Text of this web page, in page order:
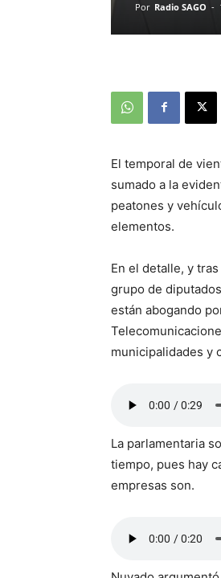
Por Radio SAGO -
El temporal de
sumado a la
peatones y
elementos.
En el detalle, y
grupo de
están abogando
municipalidades y
La parlamentaria
tiempo, pues hay
empresas son.